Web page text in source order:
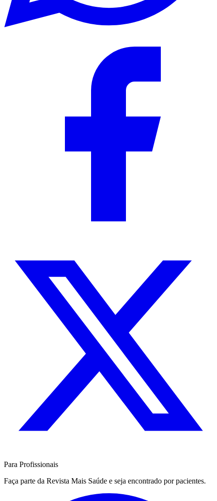
Para Profissionais
Faça parte da Revista Mais Saúde e seja encontrado por pacientes.